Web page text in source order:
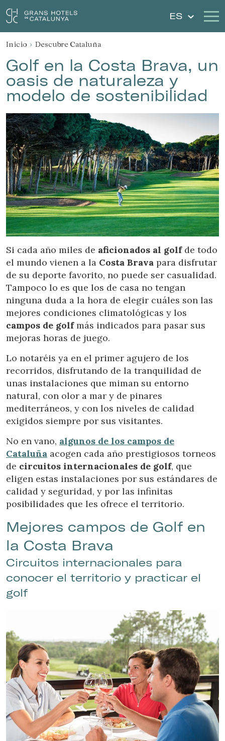
ES
Nuestros Hoteles Escapadas
Bodas Cheques Regalo
Mi reserva
Iniciar sesión Crear cuenta
Ubicación/nombre del hotel
Inicio Descubre Cataluña
Golf en la Costa Brava, un
oasis de naturaleza y
modelo de sostenibilidad
Si cada año miles de aficionados al golf de todo
el mundo vienen a la Costa Brava para disfrutar
de su deporte favorito, no puede ser casualidad.
Tampoco lo es que los de casa no tengan
ninguna duda a la hora de elegir cuáles son las
mejores condiciones climatológicas y los
campos de golfmás indicados para pasar sus
mejoras horas de juego.
Lo notaréis ya en el primer agujero de los
recorridos, disfrutando de la tranquilidad de
unas instalaciones que miman su entorno
natural, con olor a mar y de pinares
mediterráneos, y con los niveles de calidad
exigidos siempre por sus visitantes.
No en vano, algunos de los campos de
Cataluña acogen cada año prestigiosos torneos
de circuitos internacionales de golf, que
eligen estas instalaciones por sus estándares de
calidad y seguridad, y por las infinitas
posibilidades que les ofrece el territorio.
Mejores campos de Golf en
la Costa Brava
Circuitos internacionales para
conocer el territorio y practicar el
golf